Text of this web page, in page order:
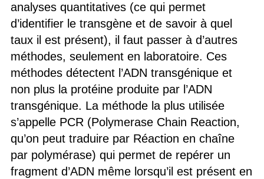
analyses quantitatives (ce qui permet
d’identifier le transgène et de savoir à quel
taux il est présent), il faut passer à d’autres
méthodes, seulement en laboratoire. Ces
méthodes détectent l’ADN transgénique et
non plus la protéine produite par l’ADN
transgénique. La méthode la plus utilisée
s’appelle PCR (Polymerase Chain Reaction,
qu’on peut traduire par Réaction en chaîne
par polymérase) qui permet de repérer un
fragment d’ADN même lorsqu’il est présent en